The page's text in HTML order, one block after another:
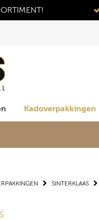
Kadoverpakkingen
SINTERKLAAS